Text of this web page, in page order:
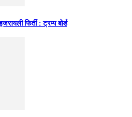
फिर्ती : ट्रम्प बोर्ड